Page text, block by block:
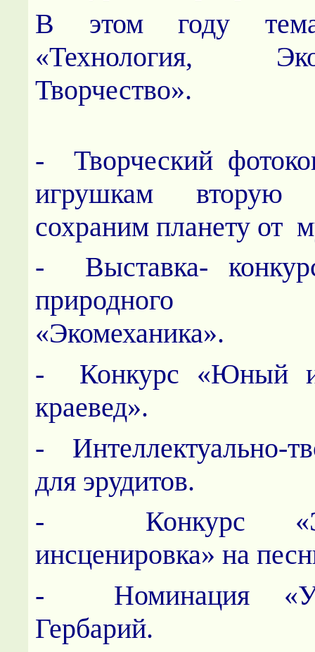
В этом году тема
«Технология,
Творчество».
- Творческий
игрушкам
сохраним планету от
- Выставка-
природного
«Экомеханика».
- Конкурс «Юный
краевед».
- Интеллектуально-
для эрудитов.
- Конкурс
инсценировка» на
- Номинация
Гербарий.